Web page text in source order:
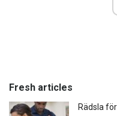
Fresh articles
Rädsla